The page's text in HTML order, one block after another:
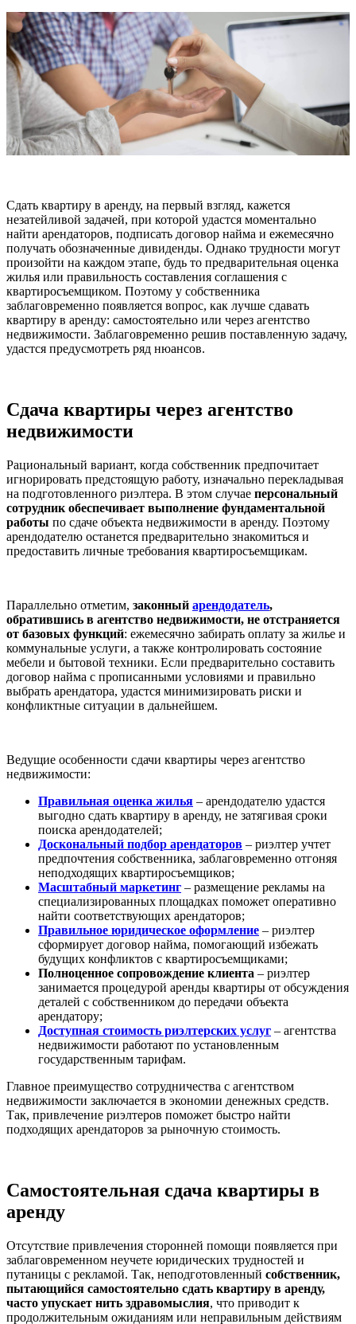
Сдать квартиру в аренду, на первый взгляд, кажется
незатейливой задачей, при которой удастся моментально
найти арендаторов, подписать договор найма и ежемесячно
получать обозначенные дивиденды. Однако трудности могут
произойти на каждом этапе, будь то предварительная оценка
жилья или правильность составления соглашения с
квартиросъемщиком. Поэтому у собственника
заблаговременно появляется вопрос, как лучше сдавать
квартиру в аренду: самостоятельно или через агентство
недвижимости. Заблаговременно решив поставленную задачу,
удастся предусмотреть ряд нюансов.
Сдача квартиры через агентство
недвижимости
Рациональный вариант, когда собственник предпочитает
игнорировать предстоящую работу, изначально перекладывая
на подготовленного риэлтера. В этом случае персональный
сотрудник обеспечивает выполнение фундаментальной
работы по сдаче объекта недвижимости в аренду. Поэтому
арендодателю останется предварительно знакомиться и
предоставить личные требования квартиросъемщикам.
Параллельно отметим, законный арендодатель,
обратившись в агентство недвижимости, не отстраняется
от базовых функций: ежемесячно забирать оплату за жилье и
коммунальные услуги, а также контролировать состояние
мебели и бытовой техники. Если предварительно составить
договор найма с прописанными условиями и правильно
выбрать арендатора, удастся минимизировать риски и
конфликтные ситуации в дальнейшем.
Ведущие особенности сдачи квартиры через агентство
недвижимости:
Правильная оценка жилья – арендодателю удастся
выгодно сдать квартиру в аренду, не затягивая сроки
поиска арендодателей;
Доскональный подбор арендаторов – риэлтер учтет
предпочтения собственника, заблаговременно отгоняя
неподходящих квартиросъемщиков;
Масштабный маркетинг – размещение рекламы на
специализированных площадках поможет оперативно
найти соответствующих арендаторов;
Правильное юридическое оформление – риэлтер
сформирует договор найма, помогающий избежать
будущих конфликтов с квартиросъемщиками;
Полноценное сопровождение клиента – риэлтер
занимается процедурой аренды квартиры от обсуждения
деталей с собственником до передачи объекта
арендатору;
Доступная стоимость риэлтерских услуг – агентства
недвижимости работают по установленным
государственным тарифам.
Главное преимущество сотрудничества с агентством
недвижимости заключается в экономии денежных средств.
Так, привлечение риэлтеров поможет быстро найти
подходящих арендаторов за рыночную стоимость.
Самостоятельная сдача квартиры в
аренду
Отсутствие привлечения сторонней помощи появляется при
заблаговременном неучете юридических трудностей и
путаницы с рекламой. Так, неподготовленный собственник,
пытающийся самостоятельно сдать квартиру в аренду,
часто упускает нить здравомыслия, что приводит к
продолжительным ожиданиям или неправильным действиям